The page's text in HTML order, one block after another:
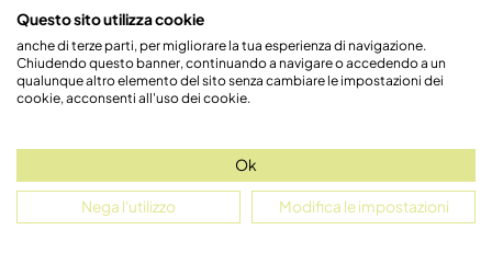
Stupeficium di Carena Diego | Rea CN - 265823 | P.I.
09492550018 | Pec: grandamodel@pec.it
Questo sito utilizza cookie
anche di terze parti, per migliorare la tua esperienza di navigazione.
Chiudendo questo banner, continuando a navigare o accedendo a un
qualunque altro elemento del sito senza cambiare le impostazioni dei
cookie, acconsenti all'uso dei cookie.
Ok
Nega l'utilizzo Modifica le impostazioni